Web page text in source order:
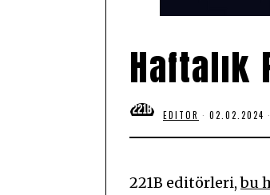
EDITOR 02.02.2024 0
.
.
2
221B editörleri,bu